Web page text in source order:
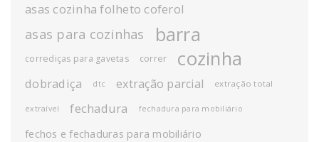
asas cozinha folheto coferol
asas para cozinhas barra
corrediças para gavetas correr cozinha
dobradiça dtc extração parcial extração total
extraível fechadura fechadura para mobiliário
fechos e fechaduras para mobiliário